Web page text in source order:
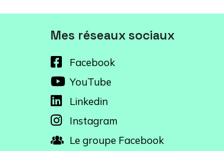
Mes réseaux sociaux
Facebook
YouTube
Linkedin
Instagram
Le groupe Facebook